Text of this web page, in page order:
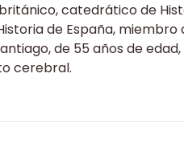
catedrático de
de España,
de 55 años de
cerebral.